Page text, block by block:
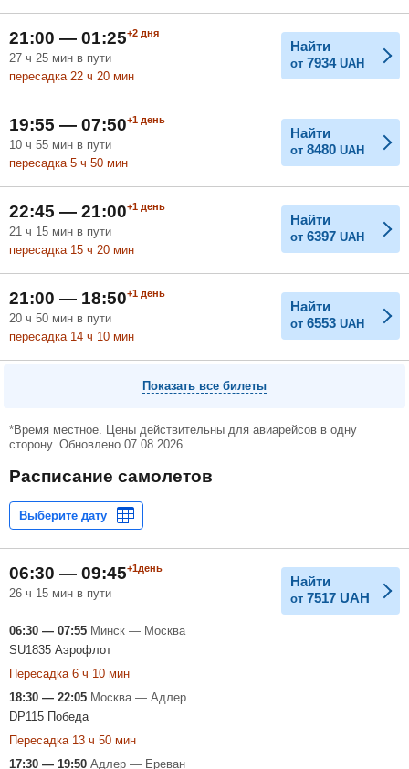
21:00 — 01:25+2 дня
27 ч 25 мин в пути
пересадка 22 ч 20 мин
Найти
от 7934 UAH
19:55 — 07:50+1 день
10 ч 55 мин в пути
пересадка 5 ч 50 мин
Найти
от 8480 UAH
22:45 — 21:00+1 день
21 ч 15 мин в пути
пересадка 15 ч 20 мин
Найти
от 6397 UAH
21:00 — 18:50+1 день
20 ч 50 мин в пути
пересадка 14 ч 10 мин
Найти
от 6553 UAH
Показать все билеты
*Время местное. Цены действительны для авиарейсов в одну
сторону. Обновлено 07.08.2026.
Расписание самолетов
06:30 — 09:45+1день
26 ч 15 мин в пути
Найти
от 7517 UAH
06:30 — 07:55 Минск — Москва
SU1835 Аэрофлот
Пересадка 6 ч 10 мин
18:30 — 22:05 Москва — Адлер
DP115 Победа
Пересадка 13 ч 50 мин
17:30 — 19:50 Адлер — Ереван